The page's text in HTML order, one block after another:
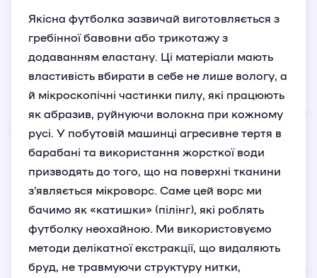
Якісна футболка зазвичай виготовляється з
гребінної бавовни або трикотажу з
додаванням еластану. Ці матеріали мають
властивість вбирати в себе не лише вологу, а
й мікроскопічні частинки пилу, які працюють
як абразив, руйнуючи волокна при кожному
русі. У побутовій машинці агресивне тертя в
барабані та використання жорсткої води
призводять до того, що на поверхні тканини
з’являється мікроворс. Саме цей ворс ми
бачимо як «катишки» (пілінг), які роблять
футболку неохайною. Ми використовуємо
методи делікатної екстракції, що видаляють
бруд, не травмуючи структуру нитки,